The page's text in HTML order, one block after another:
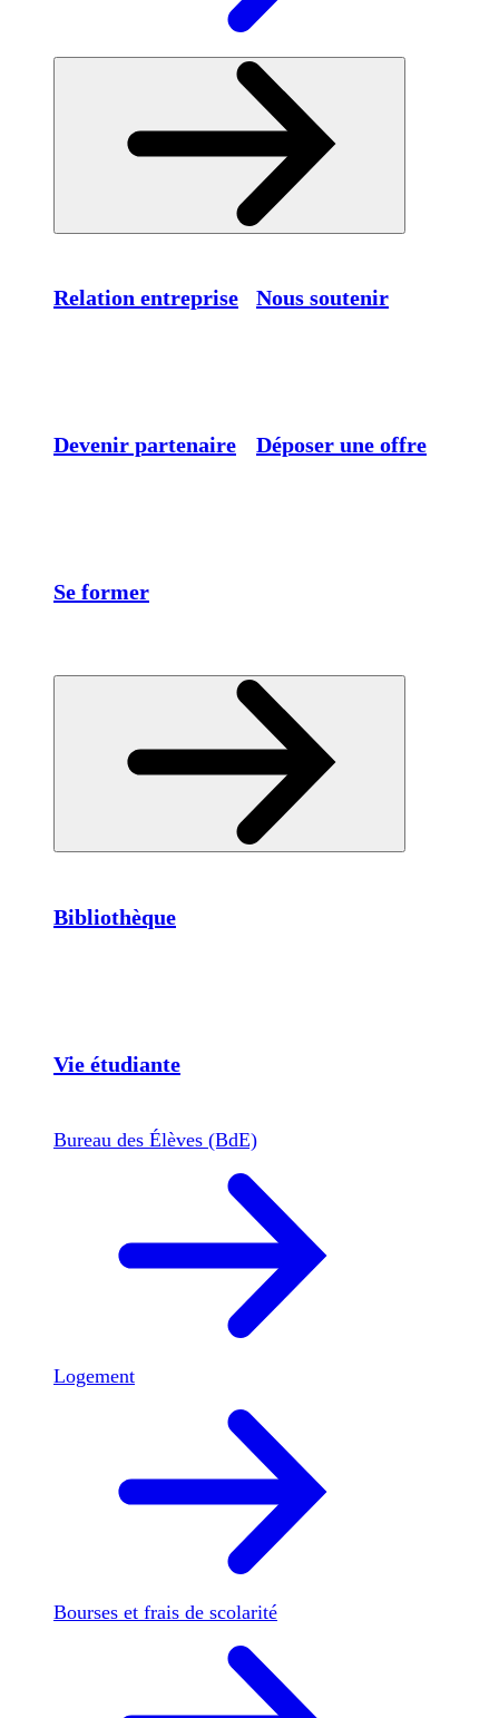
Relation entreprise Nous soutenir
Devenir partenaire Déposer une offre
Se former
Bibliothèque
Vie étudiante
Bureau des Élèves (BdE)
Logement
Bourses et frais de scolarité